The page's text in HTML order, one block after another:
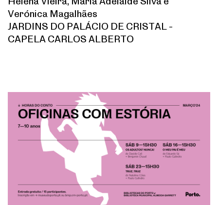
Verónica Magalhães
JARDINS DO PALÁCIO DE CRISTAL -
CAPELA CARLOS ALBERTO